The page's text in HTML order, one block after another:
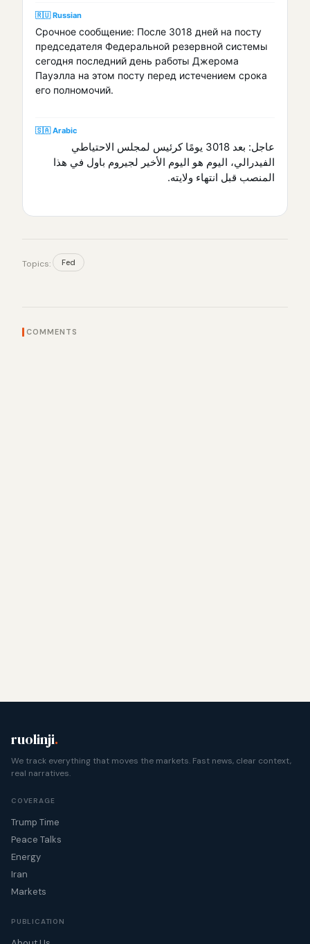
🇷🇺 Russian
Срочное сообщение: После 3018 дней на посту
председателя Федеральной резервной системы
сегодня последний день работы Джерома
Пауэлла на этом посту перед истечением срока
его полномочий.
🇸🇦 Arabic
عاجل: بعد 3018 يومًا كرئيس لمجلس الاحتياطي
الفيدرالي، اليوم هو اليوم الأخير لجيروم باول في هذا
المنصب قبل انتهاء ولايته.
Topics: Fed
COMMENTS
ruolinji.
We track everything that moves the markets. Fast news, clear context,
real narratives.
COVERAGE
Trump Time
Peace Talks
Energy
Iran
Markets
PUBLICATION